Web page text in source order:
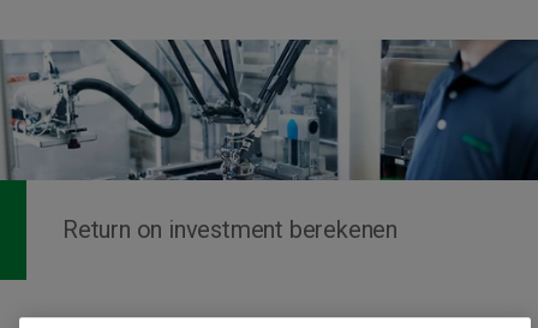
Return on investment berekenen